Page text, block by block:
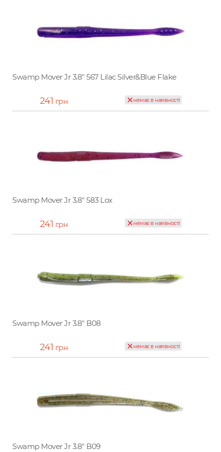
Swamp Mover Jr 3.8" 567 Lilac Silver&Blue Flake
241 грн немає в наявності
Swamp Mover Jr 3.8" 583 Lox
241 грн немає в наявності
Swamp Mover Jr 3.8" B08
241 грн немає в наявності
Swamp Mover Jr 3.8" B09